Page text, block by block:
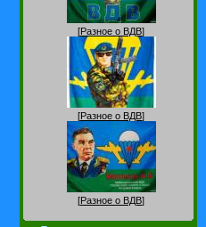
[Разное о ВДВ]
[Разное о ВДВ]
[Разное о ВДВ]